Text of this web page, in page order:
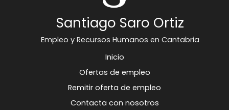
Santiago Saro Ortiz
Empleo y Recursos Humanos en Cantabria
Inicio
Ofertas de empleo
Remitir oferta de empleo
Contacta con nosotros